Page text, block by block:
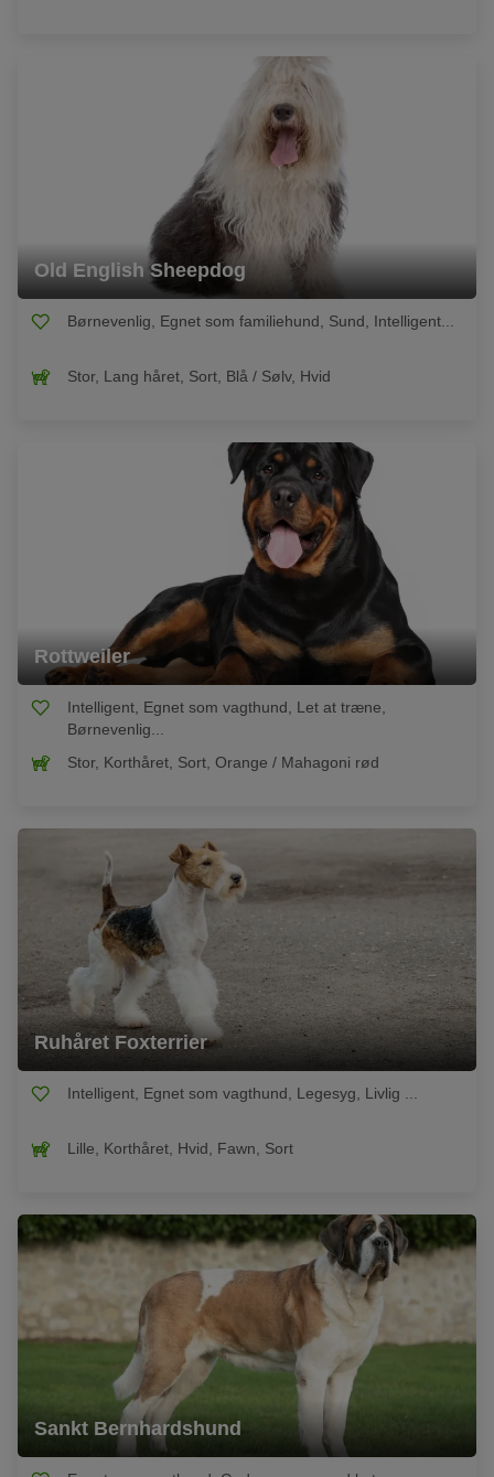
Old English Sheepdog
Børnevenlig, Egnet som familiehund, Sund, Intelligent...
Stor, Lang håret, Sort, Blå / Sølv, Hvid
Rottweiler
Intelligent, Egnet som vagthund, Let at træne,
Børnevenlig...
Stor, Korthåret, Sort, Orange / Mahagoni rød
Ruhåret Foxterrier
Intelligent, Egnet som vagthund, Legesyg, Livlig ...
Lille, Korthåret, Hvid, Fawn, Sort
Sankt Bernhardshund